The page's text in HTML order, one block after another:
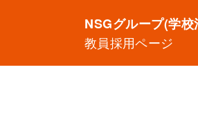
NSGグループ(学校
教員採用ページ